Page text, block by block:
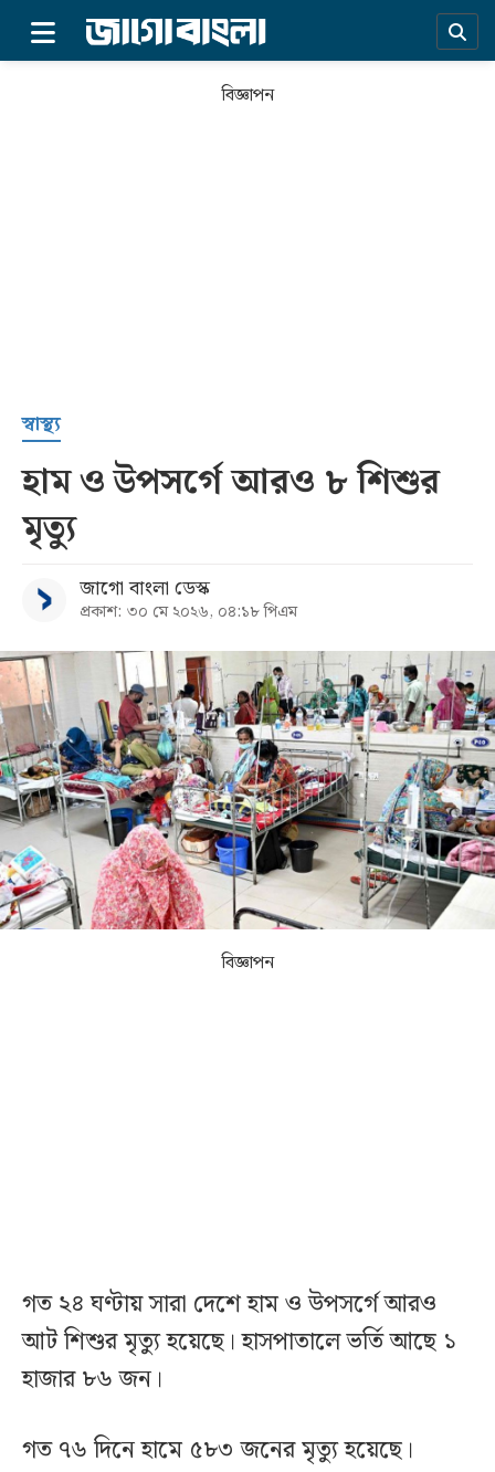
সর্বশেষ
সব
বিভাগ
আর্কাইভ
কনভার্টার
বিজ্ঞাপন
স্বাস্থ্য
হাম ও উপসর্গে আরও ৮ শিশুর
মৃত্যু
জাগো বাংলা ডেস্ক
প্রকাশ: ৩০ মে ২০২৬, ০৪:১৮ পিএম
বিজ্ঞাপন
গত ২৪ ঘণ্টায় সারা দেশে হাম ও উপসর্গে আরও
আট শিশুর মৃত্যু হয়েছে। হাসপাতালে ভর্তি আছে ১
হাজার ৮৬ জন।
গত ৭৬ দিনে হামে ৫৮৩ জনের মৃত্যু হয়েছে।